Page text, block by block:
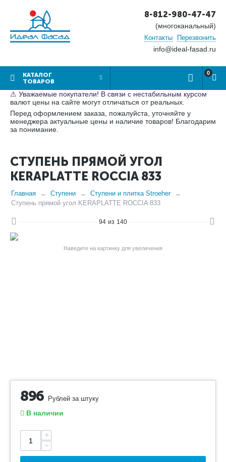
8-812-980-47-47
(многоканальный)
Контакты Перезвонить
info@ideal-fasad.ru
КАТАЛОГ
ТОВАРОВ
0
⚠ Уважаемые покупатели! В связи с нестабильным курсом
валют цены на сайте могут отличаться от реальных.
Перед оформлением заказа, пожалуйста, уточняйте у
менеджера актуальные цены и наличие товаров! Благодарим
за понимание.
СТУПЕНЬ ПРЯМОЙ УГОЛ
KERAPLATTE ROCCIA 833
Главная Ступени
Ступени и плитка Stroeher
Ступень прямой угол KERAPLATTE ROCCIA 833
94 из 140
Наведите на картинку для увеличения
896 Рублей за штуку
В наличии
+
−